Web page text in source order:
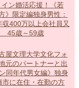
ン婚活応援！《若
》限定編独身男性：
400万以上会社員又
45歳～59歳
屋文理大学文化フォ
元のパートナーと出
同年代男女編》独身
に在住・在勤の方